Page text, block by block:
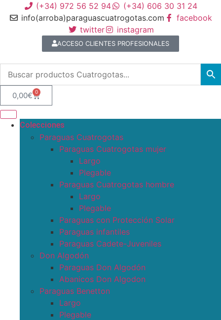
(+34) 972 56 52 94
(+34) 606 30 31 24
info(arroba)paraguascuatrogotas.com
facebook
twitter
instagram
ACCESO CLIENTES PROFESIONALES
0,00€ 0
Colecciones
Paraguas Cuatrogotas
Paraguas Cuatrogotas mujer
Largo
Plegable
Paraguas Cuatrogotas hombre
Largo
Plegable
Paraguas con Protección Solar
Paraguas infantiles
Paraguas Cadete-Juveniles
Don Algodón
Paraguas Don Algodón
Abanicos Don Algodon
Paraguas Benetton
Largo
Plegable